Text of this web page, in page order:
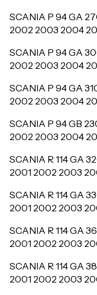
SCANIA P 94 GA
2002 2003 2004
SCANIA P 94 GA
2002 2003 2004
SCANIA P 94 GA
2002 2003 2004
SCANIA P 94 GB
2002 2003 2004
SCANIA R 114 GA
2001 2002 2003
SCANIA R 114 GA
2001 2002 2003
SCANIA R 114 GA
2001 2002 2003
SCANIA R 114 GA
2001 2002 2003